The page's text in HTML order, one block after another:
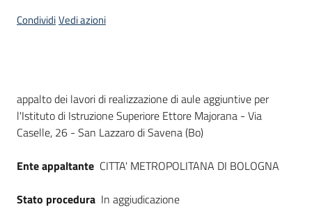
site
Seguici
CondividiVedi azioni
Dati del bando
appalto dei lavori di realizzazione di aule aggiuntive per
l'Istituto di Istruzione Superiore Ettore Majorana - Via
Caselle, 26 - San Lazzaro di Savena (Bo)
Ente appaltante CITTA' METROPOLITANA DI BOLOGNA
Stato procedura In aggiudicazione